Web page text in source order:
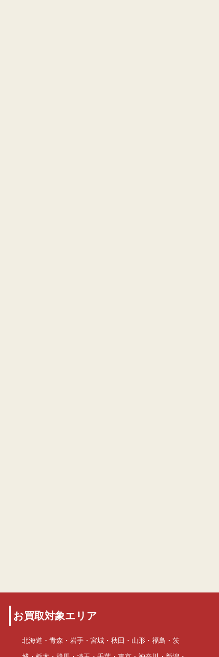
お買取対象エリア
北海道・青森・岩手・宮城・秋田・山形・福島・茨